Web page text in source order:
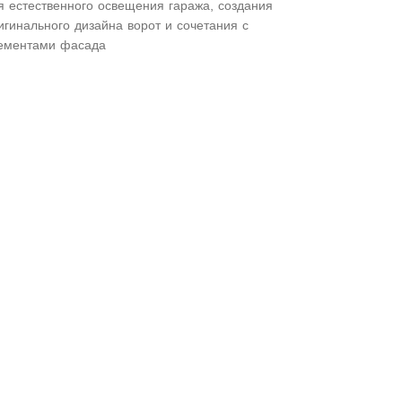
естественного освещения гаража, создания
дизайна ворот и сочетания с
фасада